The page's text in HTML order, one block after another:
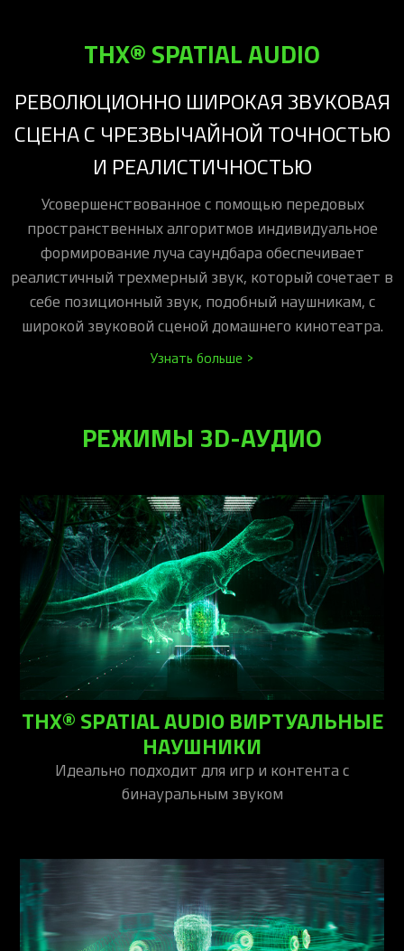
THX® SPATIAL AUDIO
РЕВОЛЮЦИОННО ШИРОКАЯ ЗВУКОВАЯ
СЦЕНА С ЧРЕЗВЫЧАЙНОЙ ТОЧНОСТЬЮ
И РЕАЛИСТИЧНОСТЬЮ
Усовершенствованное с помощью передовых
пространственных алгоритмов индивидуальное
формирование луча саундбара обеспечивает
реалистичный трехмерный звук, который сочетает в
себе позиционный звук, подобный наушникам, с
широкой звуковой сценой домашнего кинотеатра.
Узнать больше >
РЕЖИМЫ 3D-АУДИО
THX® SPATIAL AUDIO ВИРТУАЛЬНЫЕ
НАУШНИКИ
Идеально подходит для игр и контента с
бинауральным звуком